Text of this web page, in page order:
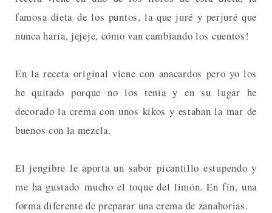
famosa dieta de los puntos, la que juré y perjuré que
nunca haría, jejeje, cómo van cambiando los cuentos!
En la receta original viene con anacardos pero yo los
he quitado porque no los tenía y en su lugar he
decorado la crema con unos kikos y estaban la mar de
buenos con la mezcla.
El jengibre le aporta un sabor picantillo estupendo y
me ha gustado mucho el toque del limón. En fín, una
forma diferente de preparar una crema de zanahorias.